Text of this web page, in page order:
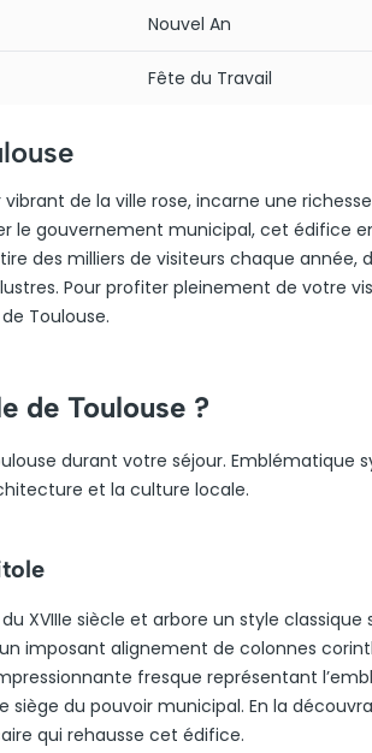
Nouvel An
Fête du Travail
de la ville rose, incarne une
le gouvernement municipal, cet édifice
des milliers de visiteurs chaque année,
Pour profiter pleinement de votre
Toulouse.
de Toulouse ?
durant votre séjour. Emblématique
et la culture locale.
XVIIIe siècle et arbore un style
imposant alignement de colonnes
fresque représentant
du pouvoir municipal. En la
qui rehausse cet édifice.